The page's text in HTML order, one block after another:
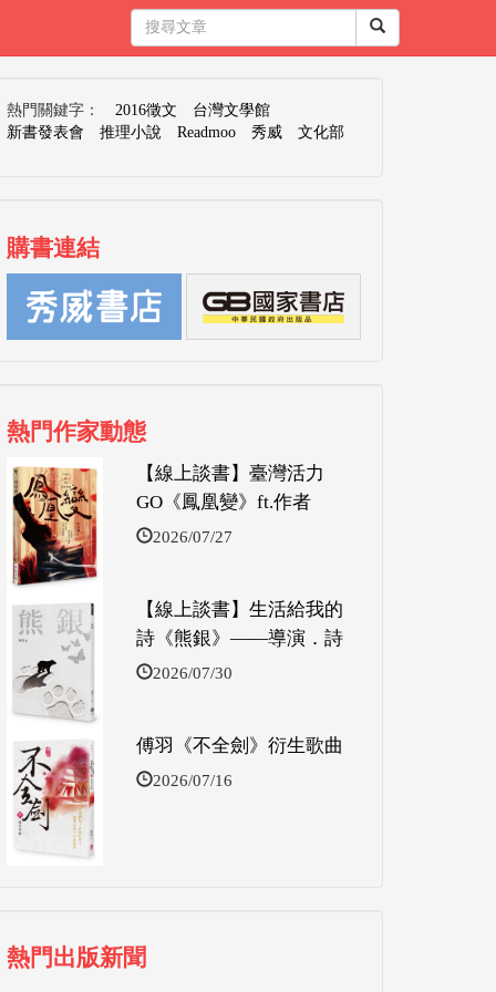
熱門關鍵字： 2016徵文
台灣文學館
新書發表會
推理小說 Readmoo 秀威 文化部
購書連結
熱門作家動態
【線上談書】臺灣活力
GO《鳳凰變》ft.作者
2026/07/27
【線上談書】生活給我的
詩《熊銀》——導演．詩
2026/07/30
傅羽《不全劍》衍生歌曲
2026/07/16
熱門出版新聞